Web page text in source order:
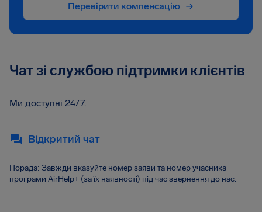
Перевірити компенсацію
Чат зі службою підтримки клієнтів
Ми доступні 24/7.
Відкритий чат
Порада: Завжди вказуйте номер заяви та номер учасника
програми AirHelp+ (за їх наявності) під час звернення до нас.